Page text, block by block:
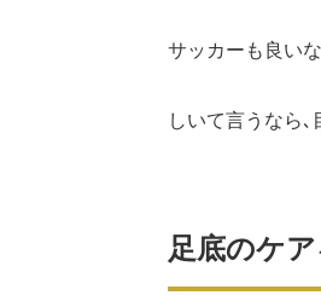
サッカーも良いな
しいて言うなら､
足底のケ